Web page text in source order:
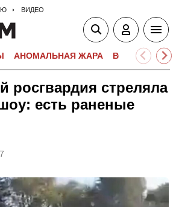
ВИДЕО
АНОМАЛЬНАЯ ЖАРА
росгвардия стреляла
есть раненые